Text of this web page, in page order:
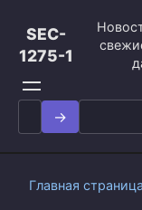
контенту
SEC-
1275-1
Search
for:
Главная страница